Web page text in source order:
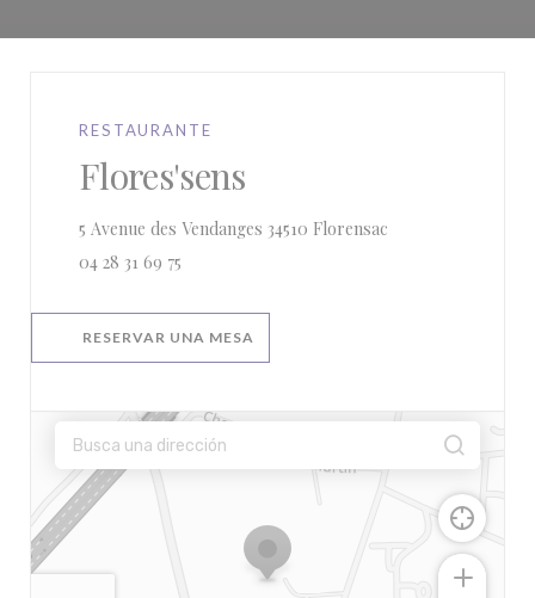
RESTAURANTE
Flores'sens
5 Avenue des Vendanges 34510 Florensac
04 28 31 69 75
RESERVAR UNA MESA